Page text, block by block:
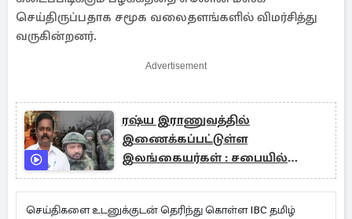
செய்திருப்பதாக சமூக வலைதளங்களில் விமர்சித்து
வருகின்றனர்.
Advertisement
ரஷ்ய இராணுவத்தில்
இணைக்கப்பட்டுள்ள
இலங்கையர்கள் : சபையில்
சிறீதரன் எம்.பி கேள்வி
செய்திகளை உடனுக்குடன் தெரிந்து கொள்ள IBC தமிழ்